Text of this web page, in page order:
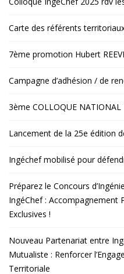
Carte des référents
7ème promotion Hubert
Campagne d’adhésion / de
3ème COLLOQUE NATIONAL
Lancement de la 25e édition
Ingéchef mobilisé pour
Préparez le Concours
IngéChef : Accompagnement
Exclusives !
Nouveau Partenariat entre
Mutualiste : Renforcer
Territoriale